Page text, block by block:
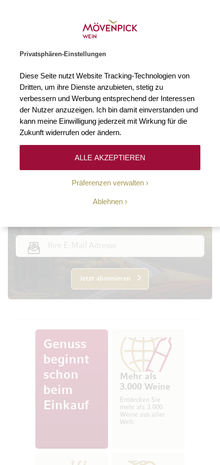
Privatsphären-Einstellungen
Diese Seite nutzt Website Tracking-Technologien von
Dritten, um ihre Dienste anzubieten, stetig zu
verbessern und Werbung entsprechend der Interessen
der Nutzer anzuzeigen. Ich bin damit einverstanden und
kann meine Einwilligung jederzeit mit Wirkung für die
Zukunft widerrufen oder ändern.
Präferenzen verwalten
Ablehnen
ALLE AKZEPTIEREN
Keine Ergebnisse
10-Euro-Willkommens-
Jetzt abonnieren
Genuss
beginnt
schon
beim
Einkauf
Mehr als
3.000 Weine
Entdecken Sie
mehr als 3.000
Weine aus aller
Welt.